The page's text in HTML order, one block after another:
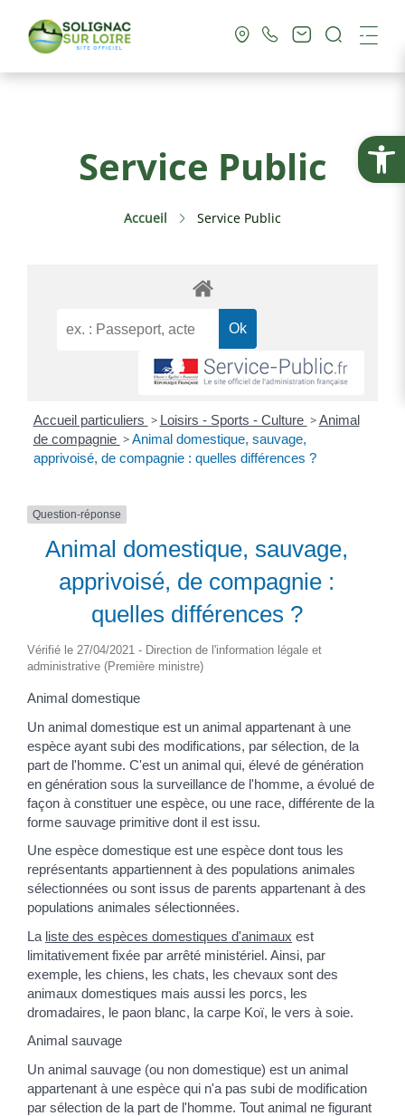
Ouvrir
Vie Pratique
Culture & Loisirs
Service Public
Service Public
Accueil Service Public
Accueil particuliers > Loisirs - Sports - Culture > Animal
de compagnie > Animal domestique, sauvage,
apprivoisé, de compagnie : quelles différences ?
Question-réponse
Animal domestique, sauvage,
apprivoisé, de compagnie :
quelles différences ?
Vérifié le 27/04/2021 - Direction de l'information légale et
administrative (Première ministre)
Animal domestique
Un animal domestique est un animal appartenant à une
espèce ayant subi des modifications, par sélection, de la
part de l'homme. C'est un animal qui, élevé de génération
en génération sous la surveillance de l'homme, a évolué de
façon à constituer une espèce, ou une race, différente de la
forme sauvage primitive dont il est issu.
Une espèce domestique est une espèce dont tous les
représentants appartiennent à des populations animales
sélectionnées ou sont issus de parents appartenant à des
populations animales sélectionnées.
La liste des espèces domestiques d'animaux est
limitativement fixée par arrêté ministériel. Ainsi, par
exemple, les chiens, les chats, les chevaux sont des
animaux domestiques mais aussi les porcs, les
dromadaires, le paon blanc, la carpe Koï, le vers à soie.
Animal sauvage
Un animal sauvage (ou non domestique) est un animal
appartenant à une espèce qui n'a pas subi de modification
par sélection de la part de l'homme. Tout animal ne figurant